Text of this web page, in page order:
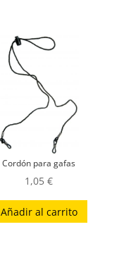
Cordón para gafas
1,05€
Añadir al carrito